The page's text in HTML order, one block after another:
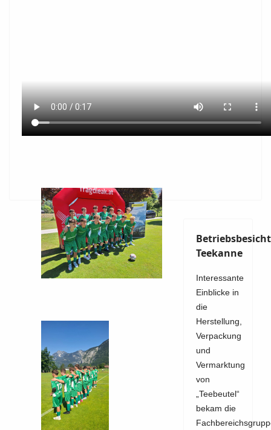
Teekanne
Interessante
Einblicke in
die
Herstellung,
Verpackung
und
Vermarktung
von
„Teebeutel“
bekam die